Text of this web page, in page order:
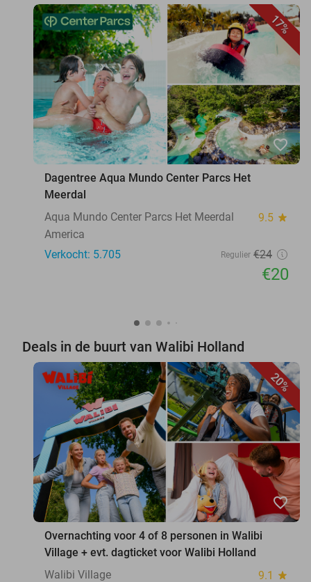
17%
favorite_border
Dagentree Aqua Mundo Center Parcs Het
Meerdal
Aqua Mundo Center Parcs Het Meerdal
9.5 star
America
Verkocht: 5.705
Regulier €24
€20
Deals in de buurt van Walibi Holland
20%
favorite_border
Overnachting voor 4 of 8 personen in Walibi
Village + evt. dagticket voor Walibi Holland
Walibi Village
9.1 star